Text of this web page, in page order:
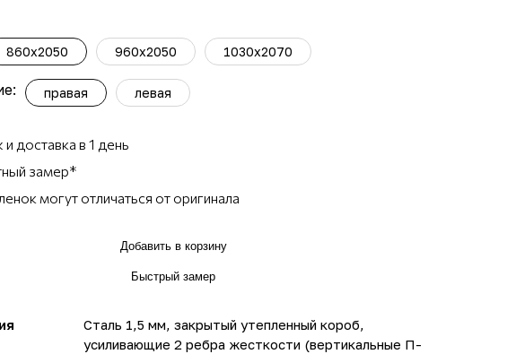
860х2050 960х2050 1030х2070
правая левая
доставка в 1 день
замер*
могут отличаться от оригинала
Добавить в корзину
Быстрый замер
Сталь 1,5 мм, закрытый утепленный короб,
усиливающие 2 ребра жесткости (вертикальные П-